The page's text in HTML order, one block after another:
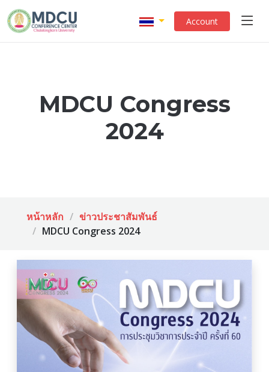
Account
MDCU Congress
2024
หน้าหลัก
ข่าวประชาสัมพันธ์
MDCU Congress 2024